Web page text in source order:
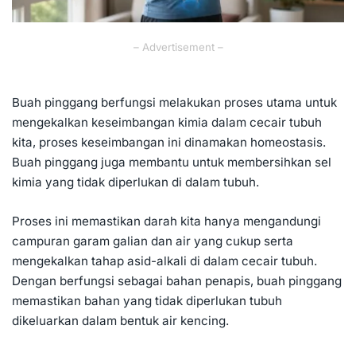
– Advertisement –
Buah pinggang berfungsi melakukan proses utama untuk
mengekalkan keseimbangan kimia dalam cecair tubuh
kita, proses keseimbangan ini dinamakan homeostasis.
Buah pinggang juga membantu untuk membersihkan sel
kimia yang tidak diperlukan di dalam tubuh.
Proses ini memastikan darah kita hanya mengandungi
campuran garam galian dan air yang cukup serta
mengekalkan tahap asid-alkali di dalam cecair tubuh.
Dengan berfungsi sebagai bahan penapis, buah pinggang
memastikan bahan yang tidak diperlukan tubuh
dikeluarkan dalam bentuk air kencing.